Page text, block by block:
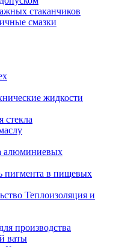
стаканчиков
смазки
жидкости
стекла
алюминиевых
пигмента в пищевых
Теплоизоляция и
производства
ваты